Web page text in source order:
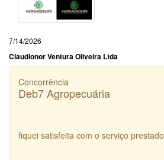
7/14/2026
Claudionor Ventura Oliveira Ltda
Concorrência
Deb7 Agropecuária
fiquei satisfeita com o serviço prestado